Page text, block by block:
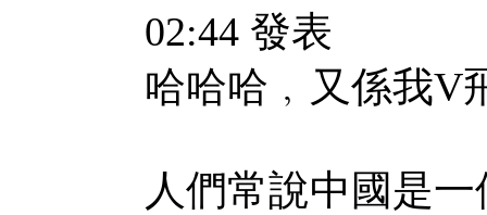
02:44 發表
哈哈哈﹐又係我V
人們常說中國是